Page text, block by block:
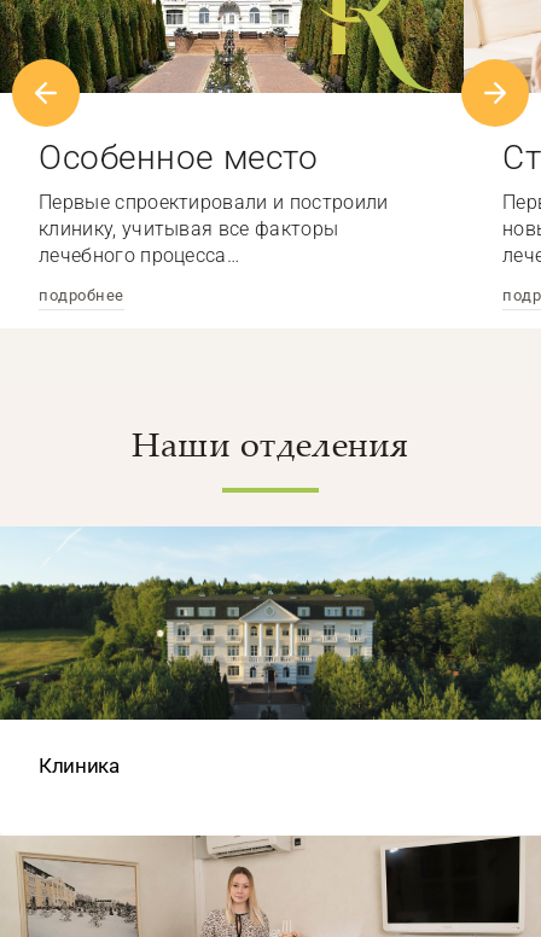
Особенное место
Первые спроектировали и построили
клинику, учитывая все факторы
лечебного процесса…
подробнее
Наши отделения
Клиника